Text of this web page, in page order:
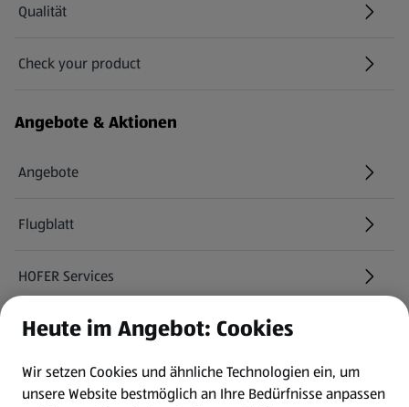
Qualität
Check your product
(öffnet in einem neuen Tab)
Angebote & Aktionen
Angebote
Flugblatt
HOFER Services
Newsletter
WhatsApp
Heute im Angebot: Cookies
Wir setzen Cookies und ähnliche Technologien ein, um
unsere Website bestmöglich an Ihre Bedürfnisse anpassen